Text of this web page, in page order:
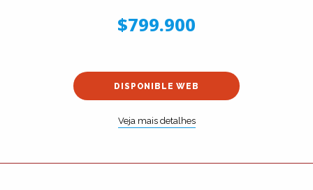
$799.900
DISPONIBLE WEB
Veja mais detalhes